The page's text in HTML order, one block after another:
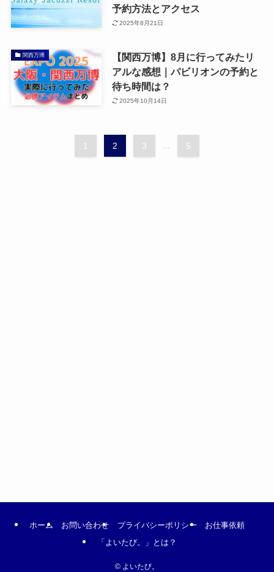
予約方法とアクセス
2025年8月21日
関西万博
【関西万博】8月に行ってみたリ
アルな感想｜パビリオンの予約と
待ち時間は？
2025年10月14日
1 2 3 ... 5
ホーム お問い合わせ プライバシーポリシー
お仕事依頼
「よいたび。」とは？
© よいたび。